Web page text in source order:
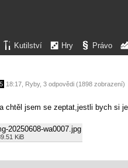
Kutilství Hry Právo
18:17 Ryby, 3 odpovědi (1898 zobrazení)
chtěl jsem se zeptat,jestli bych si
20250608-wa0007.jpg
KiB